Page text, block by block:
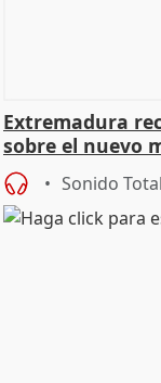
Extremadura
sobre el nuevo
Sonido